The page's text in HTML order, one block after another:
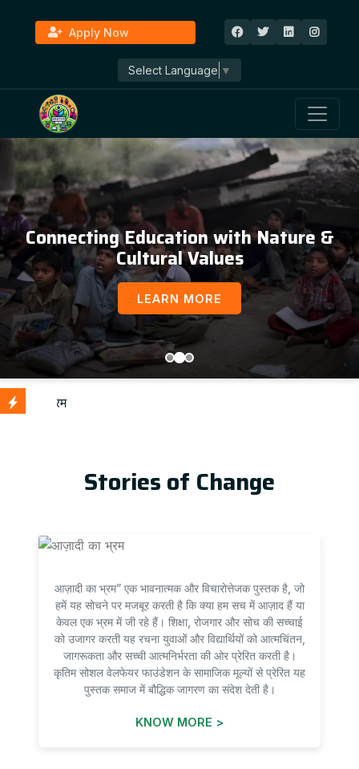
Apply Now
Select Language ▼
Connecting Education with Nature &
Cultural Values
LEARN MORE
Stories of Change
आज़ादी का भ्रम” एक भावनात्मक और विचारोत्तेजक पुस्तक है, जो
हमें यह सोचने पर मजबूर करती है कि क्या हम सच में आज़ाद हैं या
केवल एक भ्रम में जी रहे हैं। शिक्षा, रोजगार और सोच की सच्चाई
को उजागर करती यह रचना युवाओं और विद्यार्थियों को आत्मचिंतन,
जागरूकता और सच्ची आत्मनिर्भरता की ओर प्रेरित करती है।
कृतिम सोशल वेलफेयर फाउंडेशन के सामाजिक मूल्यों से प्रेरित यह
पुस्तक समाज में बौद्धिक जागरण का संदेश देती है।
KNOW MORE >